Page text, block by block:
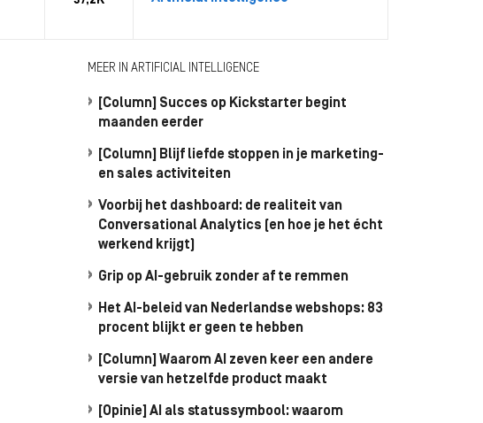
MEER IN ARTIFICIAL INTELLIGENCE
[Column] Succes op Kickstarter begint
maanden eerder
[Column] Blijf liefde stoppen in je marketing-
en sales activiteiten
Voorbij het dashboard: de realiteit van
Conversational Analytics (en hoe je het écht
werkend krijgt)
Grip op AI-gebruik zonder af te remmen
Het AI-beleid van Nederlandse webshops: 83
procent blijkt er geen te hebben
[Column] Waarom AI zeven keer een andere
versie van hetzelfde product maakt
[Opinie] AI als statussymbool: waarom